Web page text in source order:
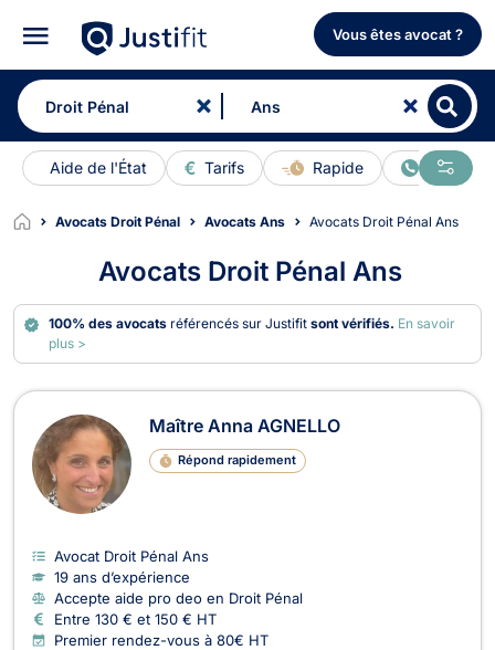
Vous êtes avocat ?
Aide de l'État Tarifs Rapide En ligne
Avocats Droit Pénal Avocats Ans Avocats Droit Pénal Ans
Avocats Droit Pénal Ans
100% des avocats référencés sur Justifitsont vérifiés. En savoir
plus >
Avocats en Droit Pénal à Ans
Maître Anna AGNELLO
Répond rapidement
Avocat Droit Pénal Ans
19 ans d’expérience
Accepte aide pro deo en Droit Pénal
Entre 130 € et 150 € HT
Premier rendez-vous à 80€ HT